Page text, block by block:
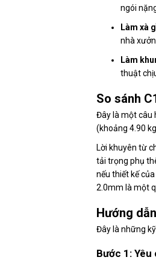
ngói
Làm xà
nhà
Làm
thuật
So sánh
Đây là một câu
(khoảng 4.90
Lời khuyên từ
tải trọng phụ
nếu thiết kế
2.0mm là một
Hướng
Đây là những
Bước 1: